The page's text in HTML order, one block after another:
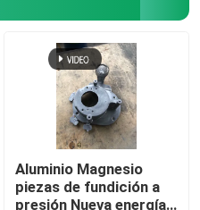
Aluminio Magnesio
piezas de fundición a
presión Nueva energía